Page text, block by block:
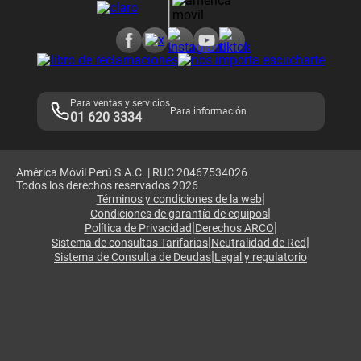
Adquirientes iPhone 6, 6S y SE
Mensaje de Seguridad
Términos y Condiciones de Tienda Claro
Libro de Reclamaciones
Para ventas y servicios
01 620 3334 Para información
América Móvil Perú S.A.C. | RUC 20467534026
Todos los derechos reservados 2026
Términos y condiciones de la web|
Condiciones de garantía de equipos|
Política de Privacidad|Derechos ARCO|
Sistema de consultas Tarifarias|Neutralidad de Red|
Sistema de Consulta de Deudas|Legal y regulatorio